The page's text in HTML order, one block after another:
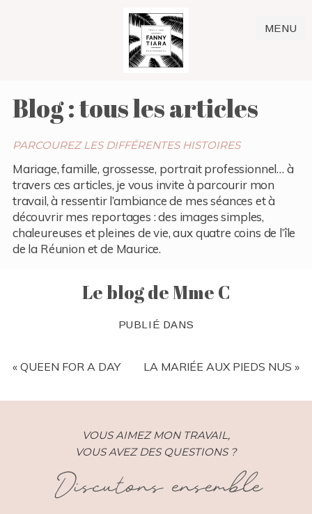
MENU
Blog : tous les articles
PARCOUREZ LES DIFFÉRENTES HISTOIRES
Mariage, famille, grossesse, portrait professionnel… à
travers ces articles, je vous invite à parcourir mon
travail, à ressentir l’ambiance de mes séances et à
découvrir mes reportages : des images simples,
chaleureuses et pleines de vie, aux quatre coins de l’île
de la Réunion et de Maurice.
Le blog de Mme C
PUBLIÉ DANS
« QUEEN FOR A DAY LA MARIÉE AUX PIEDS NUS »
VOUS AIMEZ MON TRAVAIL,
VOUS AVEZ DES QUESTIONS ?
Discutons ensemble